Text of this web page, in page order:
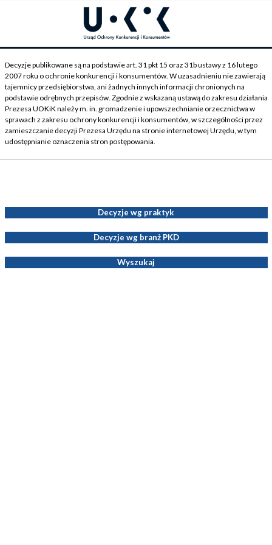
Decyzje publikowane są na podstawie art. 31 pkt 15 oraz 31b ustawy z 16 lutego
2007 roku o ochronie konkurencji i konsumentów. W uzasadnieniu nie zawierają
tajemnicy przedsiębiorstwa, ani żadnych innych informacji chronionych na
podstawie odrębnych przepisów. Zgodnie z wskazaną ustawą do zakresu działania
Prezesa UOKiK należy m. in. gromadzenie i upowszechnianie orzecznictwa w
sprawach z zakresu ochrony konkurencji i konsumentów, w szczególności przez
zamieszczanie decyzji Prezesa Urzędu na stronie internetowej Urzędu, w tym
udostępnianie oznaczenia stron postępowania.
Decyzje wg praktyk
Decyzje wg branż PKD
Wyszukaj